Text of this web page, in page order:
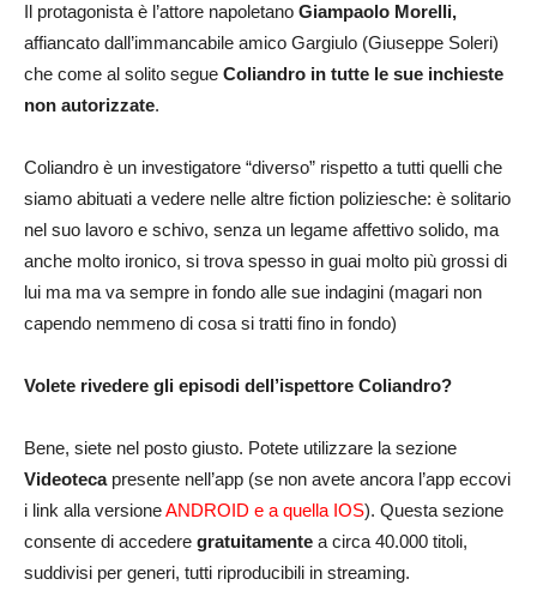
Il protagonista è l’attore napoletano Giampaolo Morelli,
affiancato dall’immancabile amico Gargiulo (Giuseppe Soleri)
che come al solito segue Coliandro in tutte le sue inchieste
non autorizzate.
Coliandro è un investigatore “diverso” rispetto a tutti quelli che
siamo abituati a vedere nelle altre fiction poliziesche: è solitario
nel suo lavoro e schivo, senza un legame affettivo solido, ma
anche molto ironico, si trova spesso in guai molto più grossi di
lui ma ma va sempre in fondo alle sue indagini (magari non
capendo nemmeno di cosa si tratti fino in fondo)
Volete rivedere gli episodi dell’ispettore Coliandro?
Bene, siete nel posto giusto. Potete utilizzare la sezione
Videoteca presente nell’app (se non avete ancora l’app eccovi
i link alla versioneANDROID e a quella IOS). Questa sezione
consente di accedere gratuitamente a circa 40.000 titoli,
suddivisi per generi, tutti riproducibili in streaming.